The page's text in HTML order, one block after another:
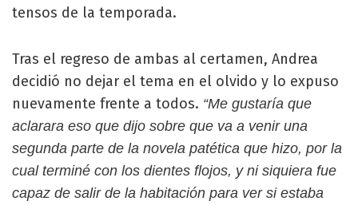
tensos de la temporada.
Tras el regreso de ambas al certamen, Andrea
decidió no dejar el tema en el olvido y lo expuso
nuevamente frente a todos. “Me gustaría que
aclarara eso que dijo sobre que va a venir una
segunda parte de la novela patética que hizo, por la
cual terminé con los dientes flojos, y ni siquiera fue
capaz de salir de la habitación para ver si estaba